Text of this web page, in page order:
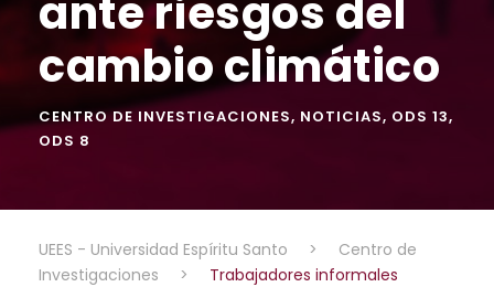
ante riesgos del
cambio climático
CENTRO DE INVESTIGACIONES, NOTICIAS, ODS 13,
ODS 8
UEES - Universidad Espíritu Santo >
Centro de
Investigaciones
>
Trabajadores informales